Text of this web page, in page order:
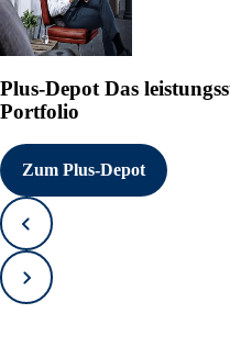
Plus-Depot Das
Portfolio
Zum Plus-Depot
Zurück
Vorwärts